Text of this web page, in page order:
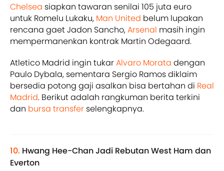
Chelsea siapkan tawaran senilai 105 juta euro
untuk Romelu Lukaku, Man United belum lupakan
rencana gaet Jadon Sancho,Arsenal masih ingin
mempermanenkan kontrak Martin Odegaard.
Atletico Madrid ingin tukarAlvaro Morata dengan
Paulo Dybala, sementara Sergio Ramos diklaim
bersedia potong gaji asalkan bisa bertahan di Real
Madrid. Berikut adalah rangkuman berita terkini
dan bursa transfer selengkapnya.
10. Hwang Hee-Chan Jadi Rebutan West Ham dan
Everton